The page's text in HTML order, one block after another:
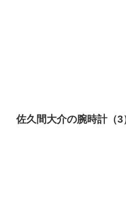
佐久間大介の腕時計（3